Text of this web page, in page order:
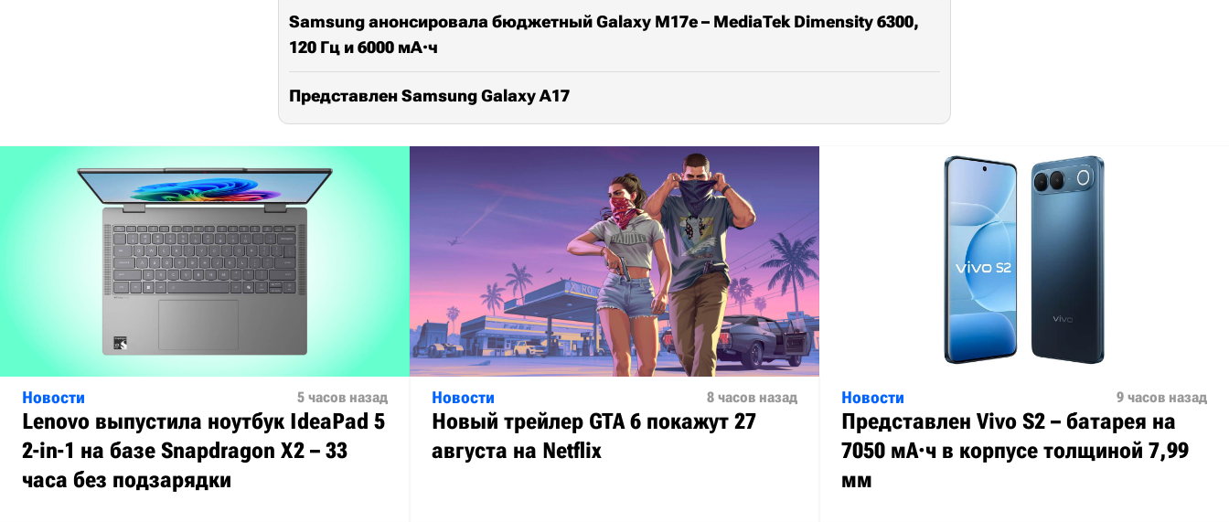
Samsung анонсировала бюджетный Galaxy M17e – MediaTek Dimensity 6300,
120 Гц и 6000 мА·ч
Представлен Samsung Galaxy A17
Новости 5 часов назад
Lenovo выпустила ноутбук IdeaPad 5
2-in-1 на базе Snapdragon X2 – 33
часа без подзарядки
Новости 8 часов назад
Новый трейлер GTA 6 покажут 27
августа на Netflix
Новости 9 часов назад
Представлен Vivo S2 – батарея на
7050 мА·ч в корпусе толщиной 7,99
мм